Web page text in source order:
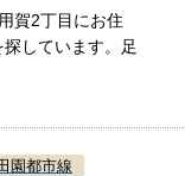
賀2丁目にお住
しています。足
園都市線